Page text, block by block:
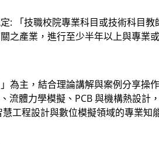
: 「技職校院專業科目或技術科目
之產業，進行至少半年以上與專業
為主，結合理論講解與案例分享操
流體力學模擬、PCB 與機構熱設
工程設計與數位模擬領域的專業知